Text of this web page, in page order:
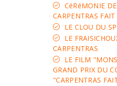
CéRéMONIE
CARPENTRAS
LE CLOU DU
LE
CARPENTRAS
LE FILM
GRAND PRIX DU
"CARPENTRAS